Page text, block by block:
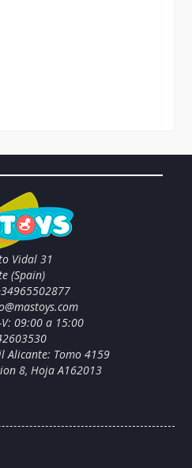
Vidal 31
(Spain)
09:00 a 15:00
Alicante: Tomo 4159
8, Hoja A162013